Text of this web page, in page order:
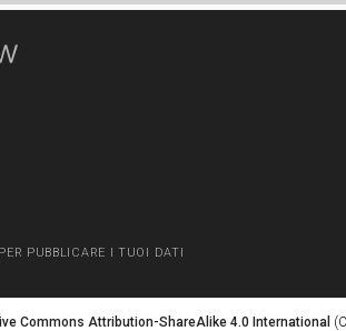
PUBBLICARE I TUOI DATI
Commons Attribution-ShareAlike 4.0 International